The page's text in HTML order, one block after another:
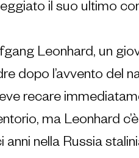
il suo ultimo
Leonhard, un
dopo l’avvento del
recare
ma Leonhard
anni nella Russia